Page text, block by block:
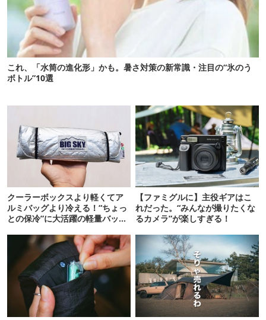
これ、「水筒の進化形」かも。暑さ対策の新常識・注目の“氷のう
ボトル”10選
クーラーボックスより軽くてア
ルミバッグより冷える！“ちょっ
との保冷”に大活躍の軽量バッグ
【ファミグルに】主役ギアはこ
れだった。“みんなが撮りたくな
るカメラ”が楽しすぎる！